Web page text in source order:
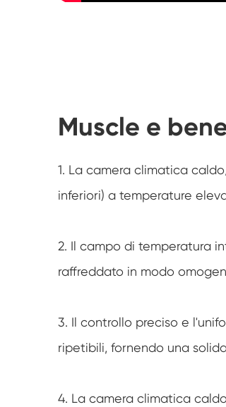
Muscle e
1. La camera climatica
inferiori) a temperature
2. Il campo di temperatura
raffreddato in modo
3. Il controllo preciso e
ripetibili, fornendo una
4. La camera climatica